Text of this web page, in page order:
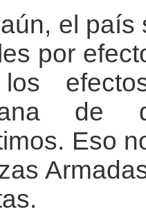
el país
por
de
Eso